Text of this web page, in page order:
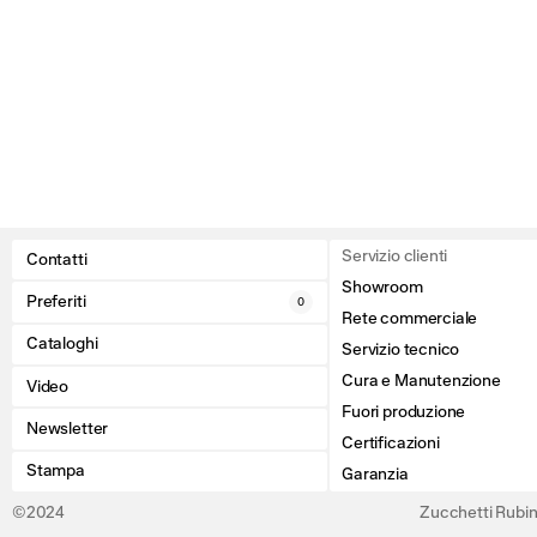
Contatti
Preferiti 0
Cataloghi
Video
Newsletter
Stampa
Servizio clienti
Showroom
Rete commerciale
Servizio tecnico
Cura e Manutenzione
Fuori produzione
Certificazioni
Garanzia
©2024 Zucchetti